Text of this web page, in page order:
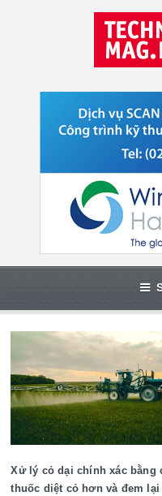
Xử lý cỏ dại chính xác bằng
thuốc diệt cỏ hơn và đem